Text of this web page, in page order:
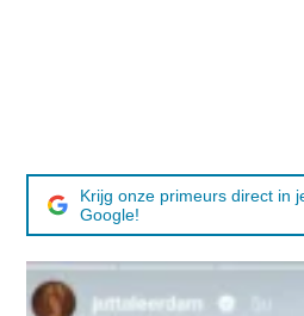
Krijg onze primeurs direct in
Google!